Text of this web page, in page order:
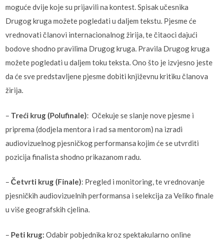
moguće dvije koje su prijavili na kontest. Spisak učesnika
Drugog kruga možete pogledati u daljem tekstu. Pjesme će
vrednovati članovi internacionalnog žirija, te čitaoci dajući
bodove shodno pravilima Drugog kruga. Pravila Drugog kruga
možete pogledati u daljem toku teksta. Ono što je izvjesno jeste
da će sve predstavljene pjesme dobiti književnu kritiku članova
žirija.
– Treći krug (Polufinale): Očekuje se slanje nove pjesme i
priprema (dodjela mentora i rad sa mentorom) na izradi
audiovizuelnog pjesničkog performansa kojim će se utvrditi
pozicija finalista shodno prikazanom radu.
–Četvrti krug (Finale): Pregled i monitoring, te vrednovanje
pjesničkih audiovizuelnih performansa i selekcija za Veliko finale
u više geografskih cjelina.
– Peti krug: Odabir pobjednika kroz spektakularno online